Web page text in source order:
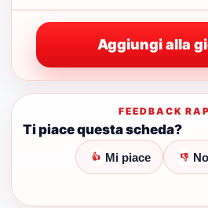
Aggiungi alla
FEEDBACK
Ti piace questa scheda?
👍 Mi piace 👎